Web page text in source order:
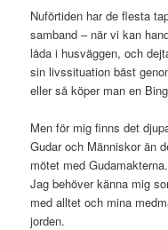
Nuförtiden har de flesta
samband – när vi kan
låda i husväggen, och
sin livssituation bäst
eller så köper man en
Men för mig finns det
Gudar och Människor än
mötet med Gudamakterna.
Jag behöver känna mig
med alltet och mina
jorden.